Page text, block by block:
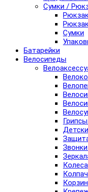
Сумки /
Сумки
Батарейки
Велосипеды